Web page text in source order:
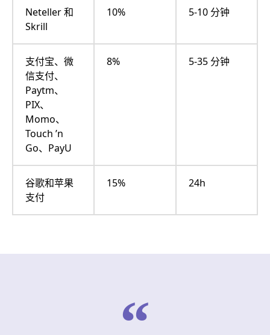
Neteller 和
Skrill
10% 5-10 分钟
支付宝、微
信支付、
Paytm、
PIX、
Momo、
Touch ’n
Go、PayU
8% 5-35 分钟
谷歌和苹果
支付
15% 24h